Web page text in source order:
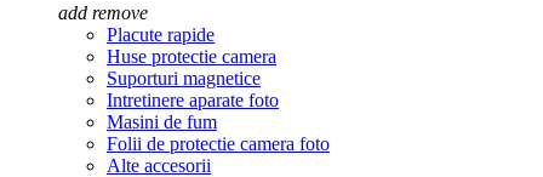
add remove
Placute rapide
Huse protectie camera
Suporturi magnetice
Intretinere aparate foto
Masini de fum
Folii de protectie camera foto
Alte accesorii